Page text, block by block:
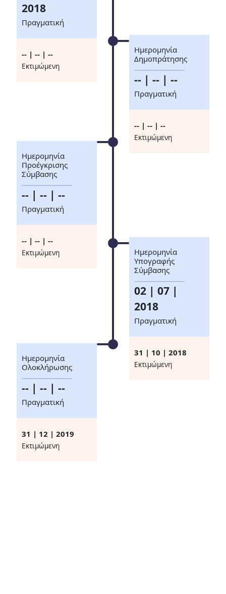
2018
Πραγματική
-- | -- | --
Eκτιμώμενη
Ημερομηνία
Δημοπράτησης
-- | -- | --
Πραγματική
-- | -- | --
Eκτιμώμενη
Ημερομηνία
Προέγκρισης
Σύμβασης
-- | -- | --
Πραγματική
-- | -- | --
Eκτιμώμενη
Ημερομηνία
Υπογραφής
Σύμβασης
02 | 07 |
2018
Πραγματική
31 | 10 | 2018
Eκτιμώμενη
Ημερομηνία
Ολοκλήρωσης
-- | -- | --
Πραγματική
31 | 12 | 2019
Eκτιμώμενη